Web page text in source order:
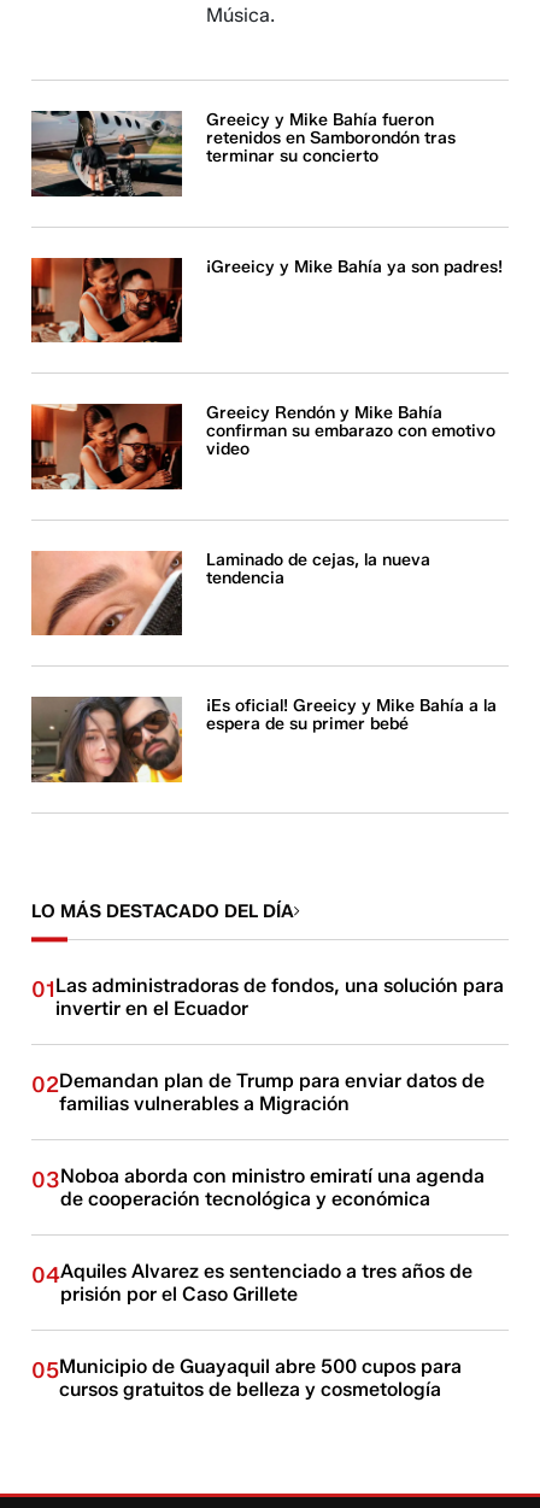
Música.
Greeicy y Mike Bahía fueron
retenidos en Samborondón tras
terminar su concierto
¡Greeicy y Mike Bahía ya son padres!
Greeicy Rendón y Mike Bahía
confirman su embarazo con emotivo
video
Laminado de cejas, la nueva
tendencia
¡Es oficial! Greeicy y Mike Bahía a la
espera de su primer bebé
LO MÁS DESTACADO DEL DÍA
01Las administradoras de fondos, una solución para
invertir en el Ecuador
02Demandan plan de Trump para enviar datos de
familias vulnerables a Migración
03Noboa aborda con ministro emiratí una agenda
de cooperación tecnológica y económica
04Aquiles Alvarez es sentenciado a tres años de
prisión por el Caso Grillete
05Municipio de Guayaquil abre 500 cupos para
cursos gratuitos de belleza y cosmetología